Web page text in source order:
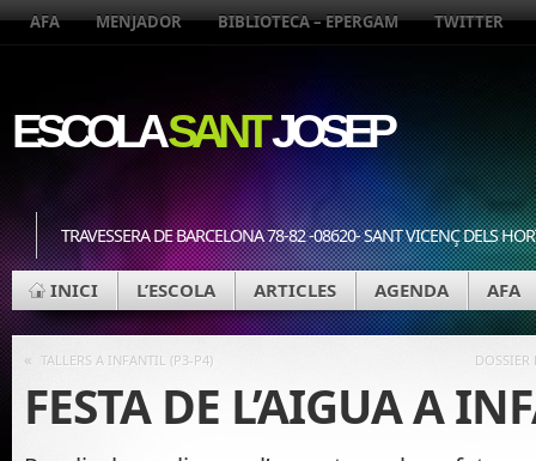
AFA MENJADOR BIBLIOTECA – EPERGAM TWITTER
ESCOLASANTJOSEP
TRAVESSERA DE BARCELONA 78-82 -08620- SANT VICENÇ DELS
INICI L’ESCOLA ARTICLES AGENDA AFA
« TALLERS A INFANTIL (P3-P4)
FESTA DE L’AIGUA A